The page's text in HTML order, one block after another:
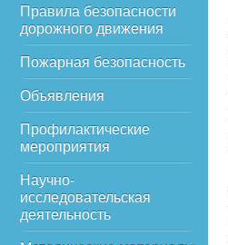
Правила безопасности
дорожного движения
Пожарная безопасность
Объявления
Профилактические
мероприятия
Научно-
исследовательская
деятельность